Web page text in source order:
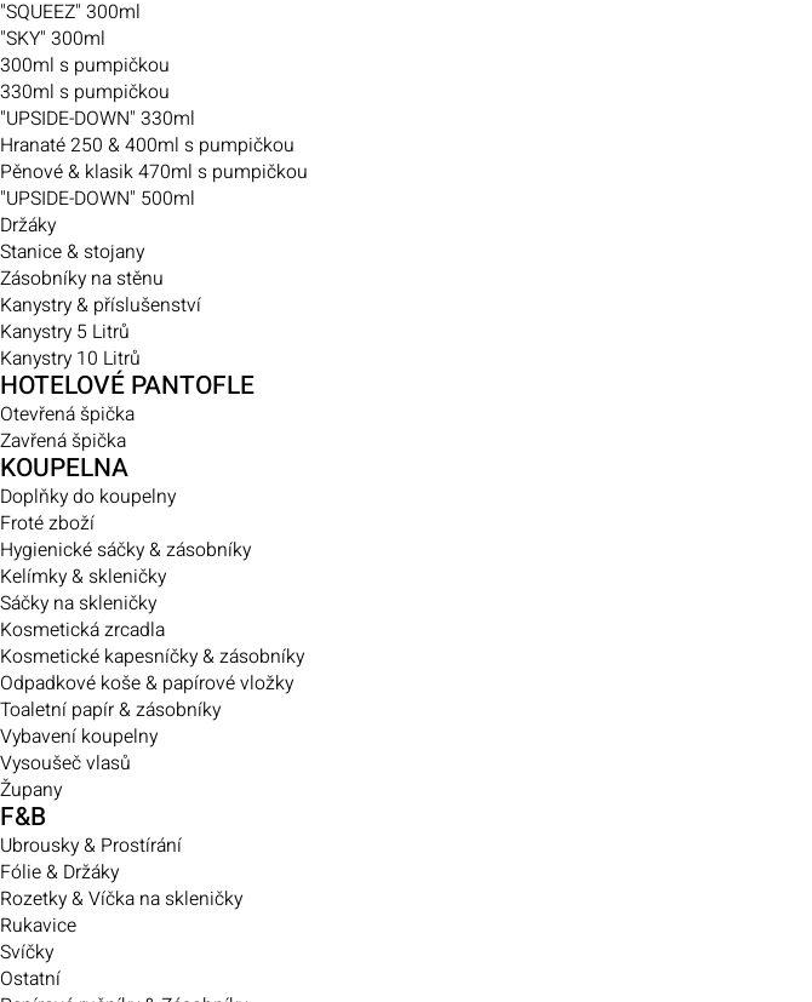
"SQUEEZ" 300ml
"SKY" 300ml
300ml s pumpičkou
330ml s pumpičkou
"UPSIDE-DOWN" 330ml
Hranaté 250 & 400ml s pumpičkou
Pěnové & klasik 470ml s pumpičkou
"UPSIDE-DOWN" 500ml
Držáky
Stanice & stojany
Zásobníky na stěnu
Kanystry & příslušenství
Kanystry 5 Litrů
Kanystry 10 Litrů
HOTELOVÉ PANTOFLE
Otevřená špička
Zavřená špička
KOUPELNA
Doplňky do koupelny
Froté zboží
Hygienické sáčky & zásobníky
Kelímky & skleničky
Sáčky na skleničky
Kosmetická zrcadla
Kosmetické kapesníčky & zásobníky
Odpadkové koše & papírové vložky
Toaletní papír & zásobníky
Vybavení koupelny
Vysoušeč vlasů
Župany
F&B
Ubrousky & Prostírání
Fólie & Držáky
Rozetky & Víčka na skleničky
Rukavice
Svíčky
Ostatní